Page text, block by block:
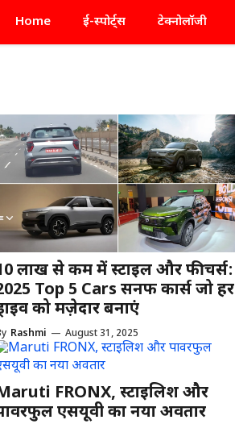
Home ई-स्पोर्ट्स टेक्नोलॉजी
लाख से कम में स्टाइल और फीचर्स:
Top 5 Cars सनरूफ कार्स जो हर
को मज़ेदार बनाएं
Rashmi — August 31, 2025
FRONX, स्टाइलिश और
एसयूवी का नया अवतार